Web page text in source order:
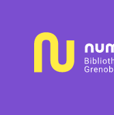
contenu